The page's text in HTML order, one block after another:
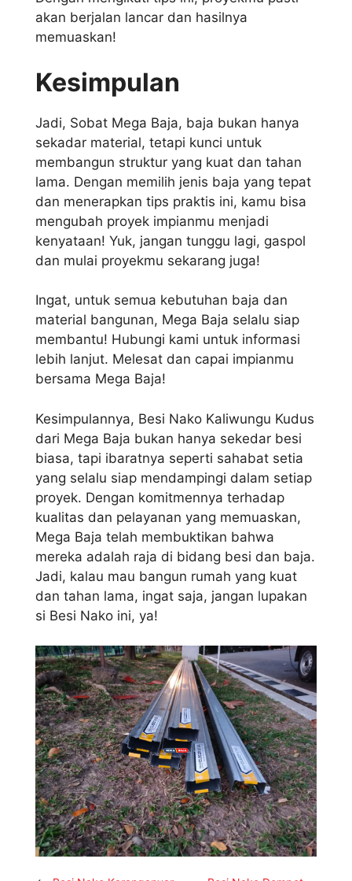
akan berjalan lancar dan hasilnya
memuaskan!
Kesimpulan
Jadi, Sobat Mega Baja, baja bukan hanya
sekadar material, tetapi kunci untuk
membangun struktur yang kuat dan tahan
lama. Dengan memilih jenis baja yang tepat
dan menerapkan tips praktis ini, kamu bisa
mengubah proyek impianmu menjadi
kenyataan! Yuk, jangan tunggu lagi, gaspol
dan mulai proyekmu sekarang juga!
Ingat, untuk semua kebutuhan baja dan
material bangunan, Mega Baja selalu siap
membantu! Hubungi kami untuk informasi
lebih lanjut. Melesat dan capai impianmu
bersama Mega Baja!
Kesimpulannya, Besi Nako Kaliwungu Kudus
dari Mega Baja bukan hanya sekedar besi
biasa, tapi ibaratnya seperti sahabat setia
yang selalu siap mendampingi dalam setiap
proyek. Dengan komitmennya terhadap
kualitas dan pelayanan yang memuaskan,
Mega Baja telah membuktikan bahwa
mereka adalah raja di bidang besi dan baja.
Jadi, kalau mau bangun rumah yang kuat
dan tahan lama, ingat saja, jangan lupakan
si Besi Nako ini, ya!